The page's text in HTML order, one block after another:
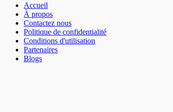
Accueil
À propos
Contactez nous
Politique de confidentialité
Conditions d'utilisation
Partenaires
Blogs